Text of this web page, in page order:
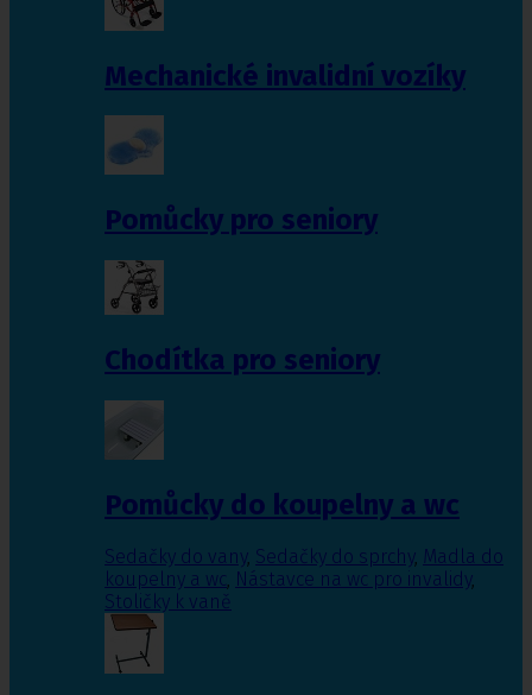
Mechanické invalidní vozíky
Pomůcky pro seniory
Chodítka pro seniory
Pomůcky do koupelny a wc
Sedačky do vany, Sedačky do sprchy, Madla do
koupelny a wc, Nástavce na wc pro invalidy,
Stoličky k vaně